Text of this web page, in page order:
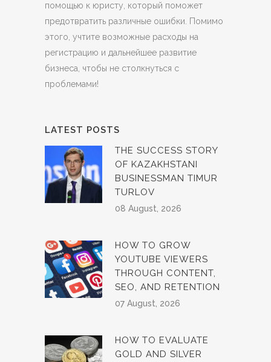
помощью к юристу, который поможет
предотвратить различные ошибки. Помимо
этого, учтите возможные расходы на
регистрацию и дальнейшее развитие
бизнеса, чтобы не столкнуться с
проблемами!
LATEST POSTS
THE SUCCESS STORY
OF KAZAKHSTANI
BUSINESSMAN TIMUR
TURLOV
08 August, 2026
HOW TO GROW
YOUTUBE VIEWERS
THROUGH CONTENT,
SEO, AND RETENTION
07 August, 2026
HOW TO EVALUATE
GOLD AND SILVER